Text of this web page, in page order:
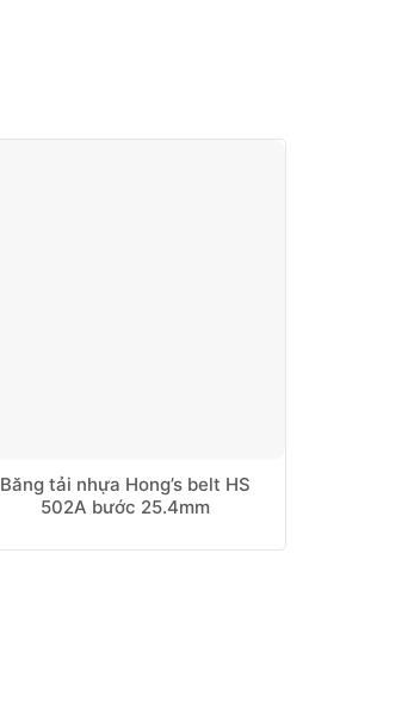
Băng tải nhựa Hong’s belt HS
502A bước 25.4mm